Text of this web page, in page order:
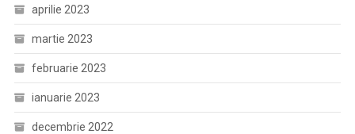
aprilie 2023
martie 2023
februarie 2023
ianuarie 2023
decembrie 2022